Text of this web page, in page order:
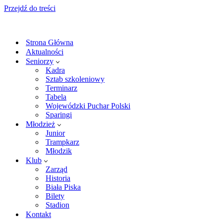
Przejdź do treści
Strona Główna
Aktualności
Seniorzy
Kadra
Sztab szkoleniowy
Terminarz
Tabela
Wojewódzki Puchar Polski
Sparingi
Młodzież
Junior
Trampkarz
Młodzik
Klub
Zarząd
Historia
Biała Piska
Bilety
Stadion
Kontakt